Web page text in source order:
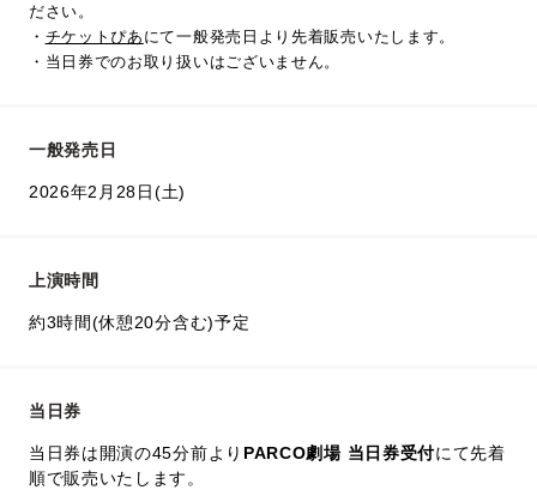
ださい。
・ チケットぴあ にて一般発売日より先着販売いたします。
・当日券でのお取り扱いはございません。
一般発売日
2026年2月28日(土)
上演時間
約3時間(休憩20分含む)予定
当日券
当日券は開演の45分前より PARCO劇場 当日券受付にて先着
順で販売いたします。